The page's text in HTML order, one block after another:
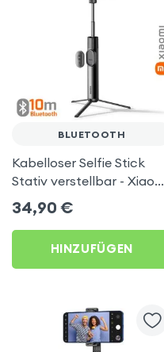
BLUETOOTH
Kabelloser Selfie Stick
Stativ verstellbar - Xiaomi
Original
34,90 €
HINZUFÜGEN